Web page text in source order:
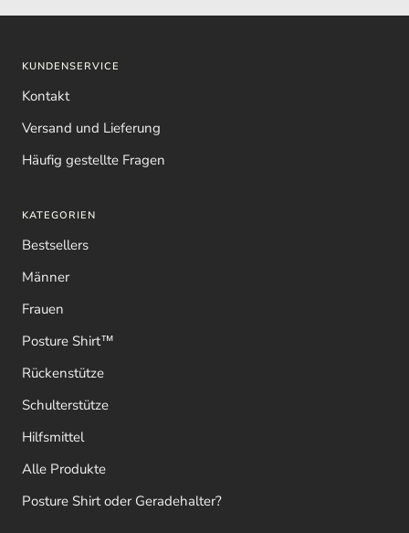
KUNDENSERVICE
Kontakt
Versand und Lieferung
Häufig gestellte Fragen
KATEGORIEN
Bestsellers
Männer
Frauen
Posture Shirt™
Rückenstütze
Schulterstütze
Hilfsmittel
Alle Produkte
Posture Shirt oder Geradehalter?